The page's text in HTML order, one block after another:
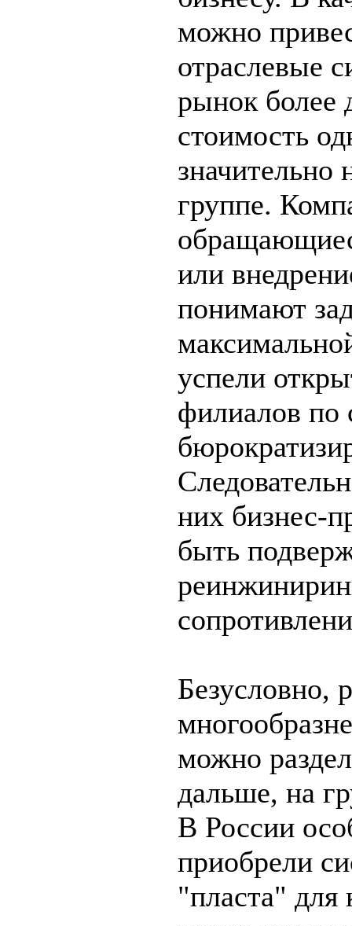
можно
отраслевые
рынок более
стоимость
значительно
группе.
или
понимают
успели
филиалов по
них бизнес-
быть
Безусловно,
можно
дальше, на
В России
приобрели
"пласта" для